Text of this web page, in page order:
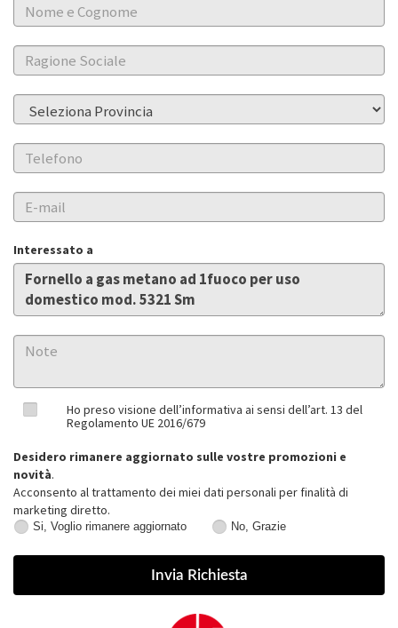
Interessato a
Ho preso visione dell’informativa ai sensi dell’art. 13 del
Regolamento UE 2016/679
Desidero rimanere aggiornato sulle vostre promozioni e
novità.
Acconsento al trattamento dei miei dati personali per finalità di
marketing diretto.
Voglio
Si, Voglio rimanere aggiornato
Grazie
No, Grazie